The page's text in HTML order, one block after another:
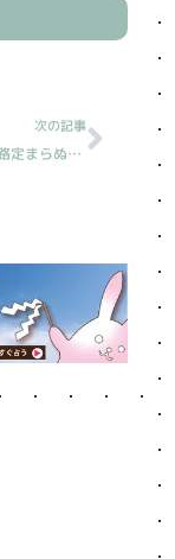
次の記事
大学中退 進路定まらぬ息子［読売新聞人生案内］